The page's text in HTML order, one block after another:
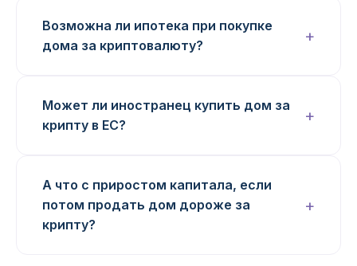
Возможна ли ипотека при покупке
дома за криптовалюту?
Может ли иностранец купить дом за
крипту в ЕС?
А что с приростом капитала, если
потом продать дом дороже за
крипту?